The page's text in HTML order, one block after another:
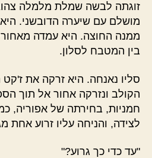
זוגתה לבשה שמלת מלמלה
מושלם עם שיערה הדובשני.
ממנה החוצה. היא עמדה
בין המטבח לסלון.
סליו נאנחה. היא זרקה את
הקולב ונזרקה אחור אל תוך
חמניות, בחירתה של אפוריה,
לצידה, והניחה עליו זרוע אחת
"עד כדי כך גרוע?"